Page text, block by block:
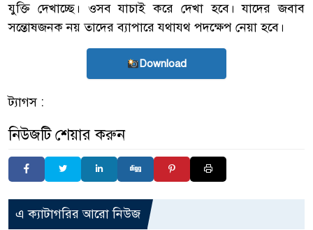
যুক্তি দেখাচ্ছে। ওসব যাচাই করে দেখা হবে। যাদের জবাব
সন্তোষজনক নয় তাদের ব্যাপারে যথাযথ পদক্ষেপ নেয়া হবে।
Download
ট্যাগস :
নিউজটি শেয়ার করুন
এ ক্যাটাগরির আরো নিউজ